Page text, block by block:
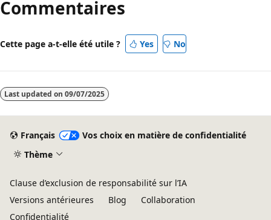
désactivé
Commentaires
Cette page a-t-elle été utile ? Yes No
Last updated on 09/07/2025
Français
Vos choix en matière de confidentialité
Thème
Clause d’exclusion de responsabilité sur l’IA
Versions antérieures
Blog
Collaboration
Confidentialité